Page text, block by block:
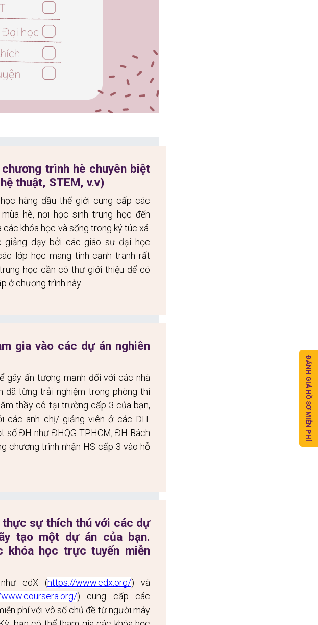
trình hè chuyên biệt
thuật, STEM, v.v)
hàng đầu thế giới cung cấp các
hè, nơi học sinh trung học đến
khóa học và sống trong ký túc xá.
giảng dạy bởi các giáo sư đại học
lớp học mang tính cạnh tranh rất
học cần có thư giới thiệu để có
ở chương trình này.
gia vào các dự án nghiên
gây ấn tượng mạnh đối với các nhà
đã từng trải nghiệm trong phòng thí
thầy cô tại trường cấp 3 của bạn,
các anh chị/ giảng viên ở các ĐH.
số ĐH như ĐHQG TPHCM, ĐH Bách
chương trình nhận HS cấp 3 vào hỗ
thực sự thích thú với các dự
tạo một dự án của bạn.
khóa học trực tuyến miễn
edX (https://www.edx.org/) và
) cung cấp các
phí với vô số chủ đề từ người máy
ĐÁNH GIÁ HỒ SƠ MIỄN PHÍ